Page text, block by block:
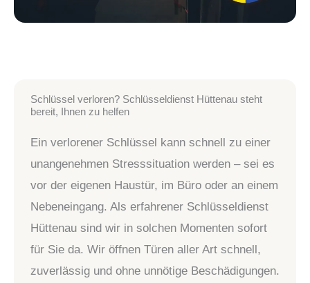
Schlüssel verloren? Schlüsseldienst Hüttenau steht
bereit, Ihnen zu helfen
Ein verlorener Schlüssel kann schnell zu einer
unangenehmen Stresssituation werden – sei es
vor der eigenen Haustür, im Büro oder an einem
Nebeneingang. Als erfahrener Schlüsseldienst
Hüttenau sind wir in solchen Momenten sofort
für Sie da. Wir öffnen Türen aller Art schnell,
zuverlässig und ohne unnötige Beschädigungen.